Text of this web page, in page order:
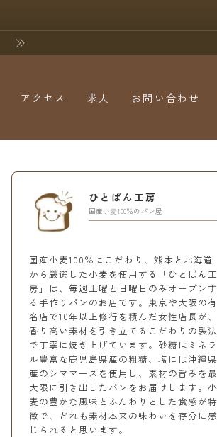
アクセス 求人 お問い合わせ
ひとぱん工房
国産小麦100％のパン屋
国産小麦100％にこだわり、熊本と北海道
から厳選した小麦を使用する「ひとぱん工
房」は、毎週土曜と日曜日のみオープンす
る手作りパンのお店です。東京や大阪の有
名店で10年以上修行を積んだ女性店長が、
香り高い素材を引き立てるこだわりの製法
で丁寧に焼き上げています。砂糖はミネラ
ル豊富な鹿児島県産の粗糖、塩には沖縄県
産のシママースを使用し、素材の旨みを最
大限に引き出したパンをお届けします。小
麦の豊かな風味とふんわりとした食感が特
徴で、どれも素材本来の味わいを存分に感
じられると思います。